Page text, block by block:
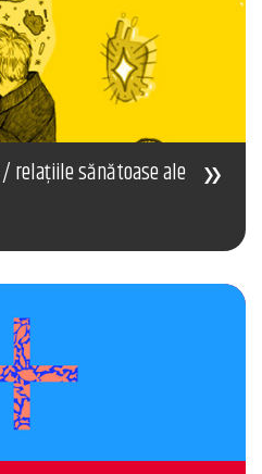
relațiile sănătoase ale